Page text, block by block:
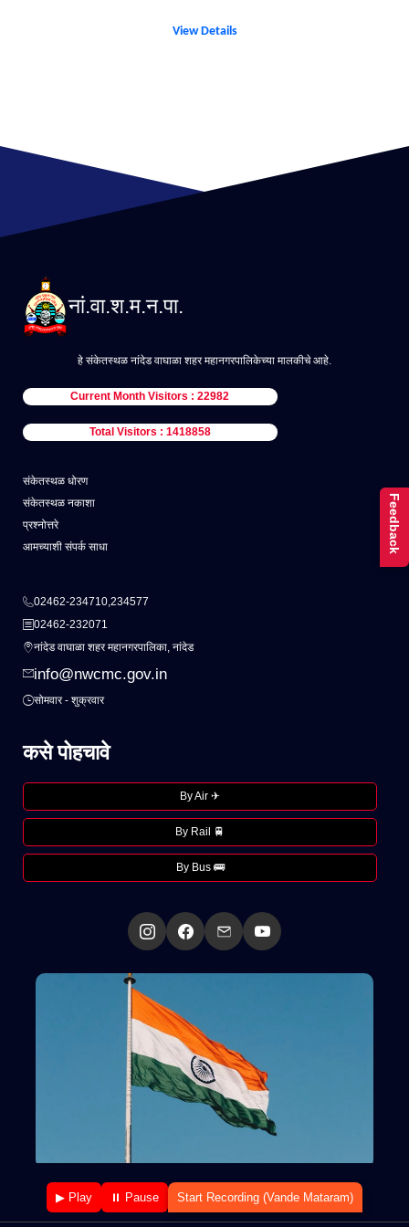
View Details
नां.वा.श.म.न.पा.
हे संकेतस्थळ नांदेड वाघाळा शहर महानगरपालिकेच्या मालकीचे आहे.
Current Month Visitors : 22982
Total Visitors : 1418858
संकेतस्थळ धोरण
संकेतस्थळ नकाशा
प्रश्नोत्तरे
आमच्याशी संपर्क साधा
02462-234710,234577
02462-232071
नांदेड वाघाळा शहर महानगरपालिका, नांदेड
info@nwcmc.gov.in
सोमवार - शुक्रवार
कसे पोहचावे
By Air ✈
By Rail 🚆
By Bus 🚌
▶ Play ⏸ Pause Start Recording (Vande Mataram)
Feedback